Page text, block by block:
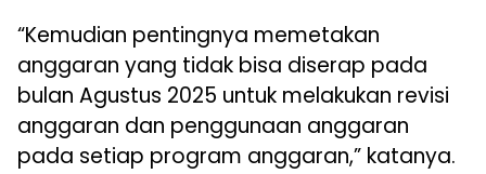
“Kemudian pentingnya memetakan
anggaran yang tidak bisa diserap pada
bulan Agustus 2025 untuk melakukan revisi
anggaran dan penggunaan anggaran
pada setiap program anggaran,” katanya.